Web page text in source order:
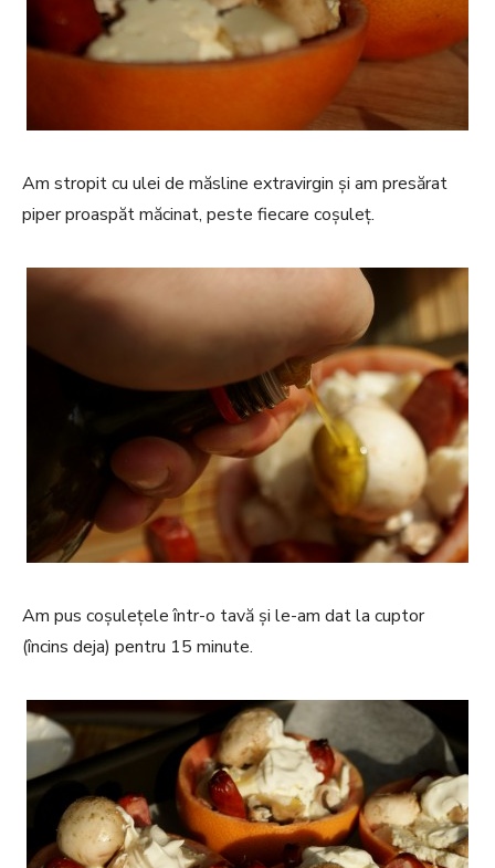
Am stropit cu ulei de măsline extravirgin și am presărat
piper proaspăt măcinat, peste fiecare coșuleț.
Am pus coșulețele într-o tavă și le-am dat la cuptor
(încins deja) pentru 15 minute.